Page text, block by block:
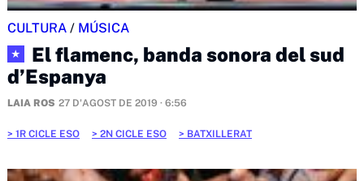
CULTURA / MÚSICA
★
El flamenc, banda sonora del sud
d’Espanya
LAIA ROS 27 D'AGOST DE 2019 · 6:56
1R CICLE ESO 2N CICLE ESO BATXILLERAT